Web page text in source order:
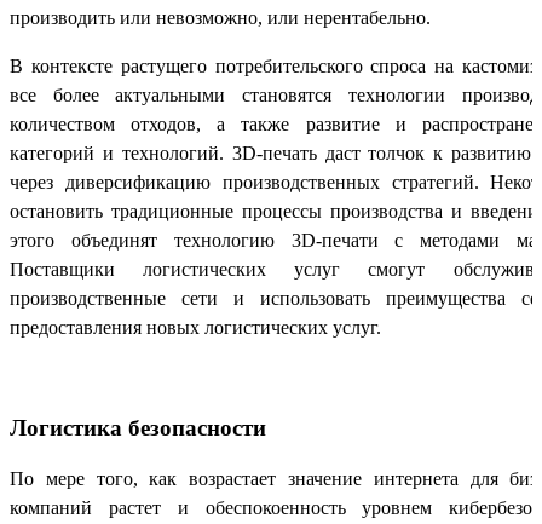
производить или невозможно, или нерентабельно.
В контексте растущего потребительского спроса на
все более актуальными становятся технологии
количеством отходов, а также развитие и
категорий и технологий. 3D-печать даст толчок к развитию
через диверсификацию производственных стратегий.
остановить традиционные процессы производства и
этого объединят технологию 3D-печати с методами
Поставщики логистических услуг смогут
производственные сети и использовать преимущества
предоставления новых логистических услуг.
Логистика безопасности
По мере того, как возрастает значение интернета для
компаний растет и обеспокоенность уровнем